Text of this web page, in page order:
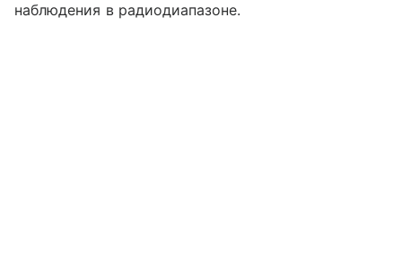
наблюдения в радиодиапазоне.